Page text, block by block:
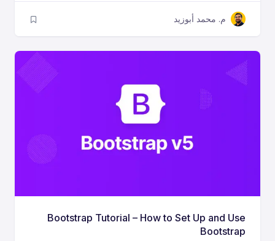
م. محمد أبوزيد
Bootstrap Tutorial – How to Set Up and Use
Bootstrap